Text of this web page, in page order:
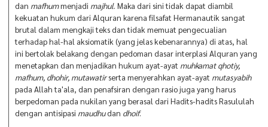
dan mafhummenjadi majhul. Maka dari sini tidak dapat diambil
kekuatan hukum dari Alquran karena filsafat Hermanautik sangat
brutal dalam mengkaji teks dan tidak memuat pengecualian
terhadap hal-hal aksiomatik (yang jelas kebenarannya) di atas, hal
ini bertolak belakang dengan pedoman dasar interplasi Alquran yang
menetapkan dan menjadikan hukum ayat-ayat muhkamat qhotiy,
mafhum, dhohir, mutawatirserta menyerahkan ayat-ayat mutasyabih
pada Allah ta'ala, dan penafsiran dengan rasio juga yang harus
berpedoman pada nukilan yang berasal dari Hadits-hadits Rasululah
dengan antisipasi maudhudan dhoif.